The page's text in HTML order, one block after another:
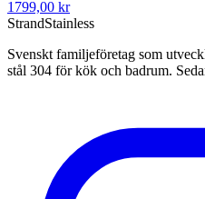
1799,00 kr
StrandStainless
Svenskt familjeföretag som
stål 304 för kök och badrum.